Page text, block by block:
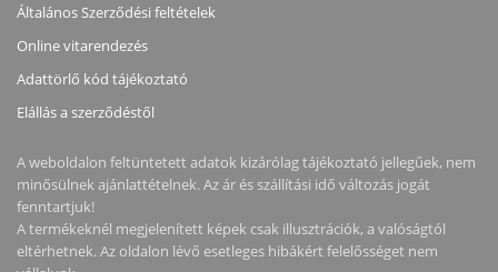
Általános Szerződési feltételek
Online vitarendezés
Adattörlő kód tájékoztató
Elállás a szerződéstől
A weboldalon feltüntetett adatok kizárólag tájékoztató jellegűek, nem
minősülnek ajánlattételnek. Az ár és szállítási idő változás jogát
fenntartjuk!
A termékeknél megjelenített képek csak illusztrációk, a valóságtól
eltérhetnek. Az oldalon lévő esetleges hibákért felelősséget nem